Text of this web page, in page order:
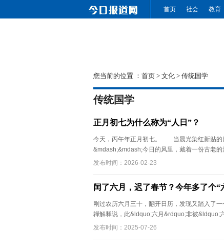
首页 社会 教育
您当前的位置 ： 首页 > 文化 > 传统国学
传统国学
正月初七为什么称为“人日”？
今天，丙午年正月初七。 当晨光染红新贴的
&mdash;&mdash;今日的风里，藏着一份古老
发布时间：2026-02-23
闰了六月，迟了春节？今年多了个“
刚过农历六月三十，翻开日历，发现又踏入了
韡解释说，此&ldquo;六月&rdquo;非彼&ldquo;
发布时间：2025-07-26